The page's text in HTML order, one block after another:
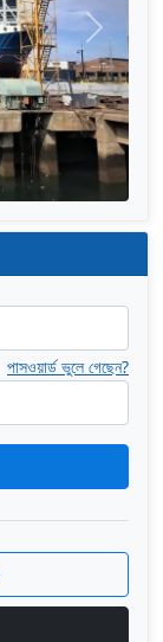
পরের
পাসওয়ার্ড ভুলে গেছেন?